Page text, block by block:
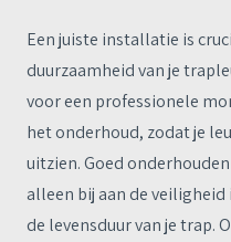
Een juiste installatie is
duurzaamheid van je
voor een professionele
het onderhoud, zodat je
uitzien. Goed
alleen bij aan de
de levensduur van je trap.